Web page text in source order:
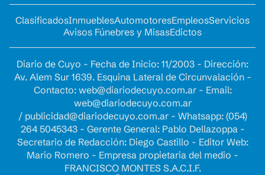
ClasificadosInmueblesAutomotoresEmpleosServicios
Avisos Fúnebres y MisasEdictos
Diario de Cuyo - Fecha de Inicio: 11/2003 - Dirección:
Av. Alem Sur 1639. Esquina Lateral de Circunvalación -
Contacto: web@diariodecuyo.com.ar- Email:
web@diariodecuyo.com.ar
/ publicidad@diariodecuyo.com.ar- Whatsapp: (054)
264 5045343 - Gerente General: Pablo Dellazoppa -
Secretario de Redacción: Diego Castillo - Editor Web:
Mario Romero - Empresa propietaria del medio -
FRANCISCO MONTES S.A.C.I.F.